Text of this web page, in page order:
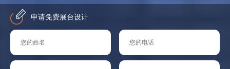
申请免费展台设计